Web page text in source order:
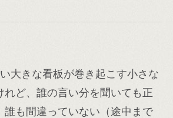
大きな看板が巻き起こす小さな
れど、誰の言い分を聞いても正
誰も間違っていない（途中まで